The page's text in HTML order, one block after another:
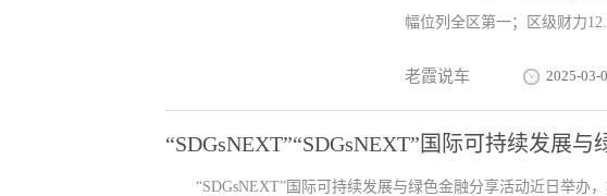
幅位列全区第一；区级财力
老霞说车 2025-03-
“SDGsNEXT”“SDGsNEXT”国际可持续发展
“SDGsNEXT”国际可持续发展与绿色金融分享活动近日举